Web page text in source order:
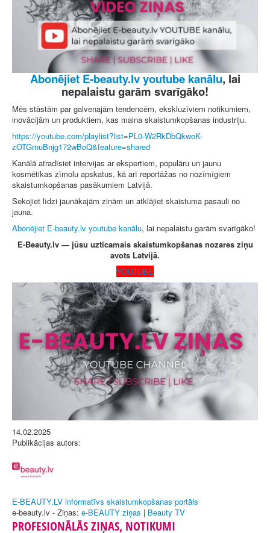
Abonējiet E-beauty.lv youtube kanālu, lai
nepalaistu garām svarīgāko!
Mēs stāstām par galvenajām tendencēm, ekskluzīviem notikumiem,
inovācijām un produktiem, kas maina skaistumkopšanas industriju.
https://youtube.com/playlist?list=PL0-W2RkDbQkwoK-
zOTGrnuBnjg172wBoQ&feature=shared
Kanālā atradīsiet intervijas ar ekspertiem, populāru un jaunu
kosmētikas zīmolu apskatus, kā arī reportāžas no nozīmīgiem
skaistumkopšanas pasākumiem Latvijā.
Sekojiet līdzi jaunākajām ziņām un atklājiet skaistuma pasauli no
jauna.
Abonējiet E-beauty.lv youtube kanālu, lai nepalaistu garām svarīgāko!
E-Beauty.lv — jūsu uzticamais skaistumkopšanas nozares ziņu
avots Latvijā.
YOUTUBE
14.02.2025
Publikācijas autors:
E-BEAUTY.LV informatīvs skaistumkopšanas portāls
e-beauty.lv - Ziņas: e-BEAUTY ziņas | Beauty TV
PROFESIONĀLĀS ZIŅAS, NOTIKUMI